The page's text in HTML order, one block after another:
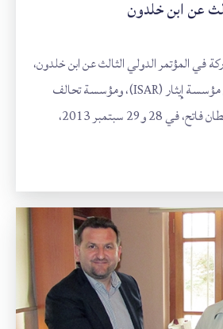
عن ابن خلدون
2013 مشاركة في المؤتمر الدولي الثالث عن ابن خلدون،
والذي تم تنظيمه من قبل مؤسسة إيثار (ISAR)، ومؤسسة تحالف
الحضارات وجامعة السلطان فاتح، في 28 و29 سبتمبر 2013،